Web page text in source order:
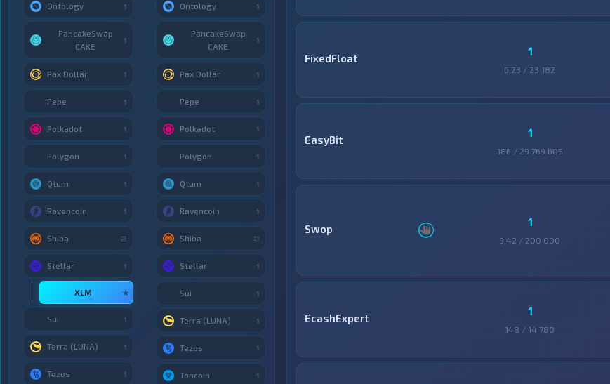
FixedFloat 1
6,23 / 23 182
EasyBit 1
186 / 29 769 605
Swop 1
9,42 / 200 000
EcashExpert 1
148 / 14 780
Ontology 1
PancakeSwap
CAKE
1
Pax Dollar 1
Pepe 1
Polkadot 1
Polygon 1
Qtum 1
Ravencoin 1
Shiba 2
Stellar 1
XLM ★
Sui 1
Terra (LUNA) 1
Tezos 1
Ontology 1
PancakeSwap
CAKE
1
Pax Dollar 1
Pepe 1
Polkadot 1
Polygon 1
Qtum 1
Ravencoin 1
Shiba 2
Stellar 1
Sui 1
Terra (LUNA) 1
Tezos 1
Toncoin 1